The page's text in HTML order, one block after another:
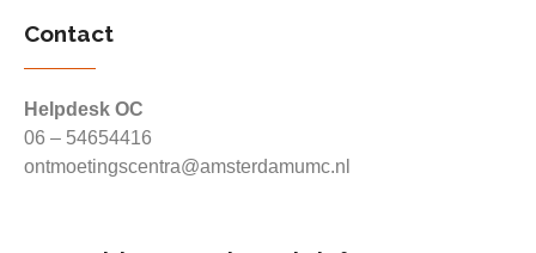
Contact
Helpdesk OC
06 – 54654416
ontmoetingscentra@amsterdamumc.nl